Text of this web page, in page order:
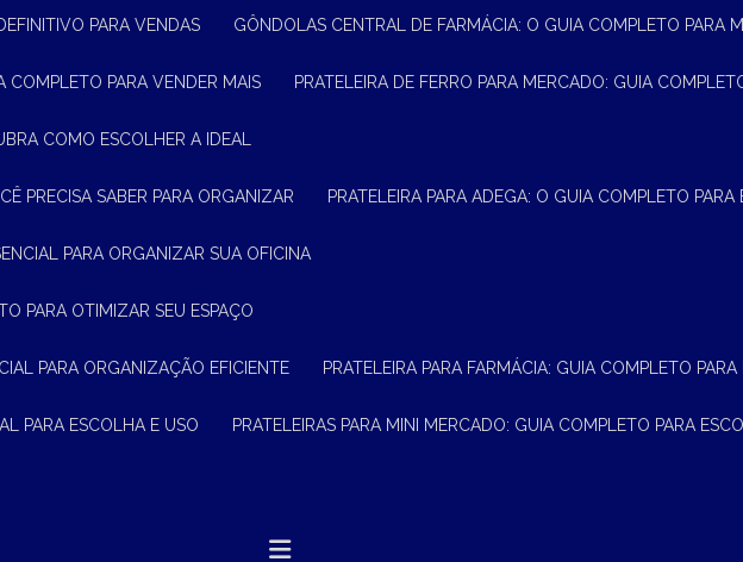
PARA VENDAS GÔNDOLAS CENTRAL DE FARMÁCIA: O GUIA COMPLETO PARA
COMPLETO PARA VENDER MAIS PRATELEIRA DE FERRO PARA MERCADO: GUIA
COMO ESCOLHER A IDEAL
PRECISA SABER PARA ORGANIZAR PRATELEIRA PARA ADEGA: O GUIA COMPLETO PARA
PARA ORGANIZAR SUA OFICINA
PARA OTIMIZAR SEU ESPAÇO
PARA ORGANIZAÇÃO EFICIENTE PRATELEIRA PARA FARMÁCIA: GUIA COMPLETO PARA
PARA ESCOLHA E USO PRATELEIRAS PARA MINI MERCADO: GUIA COMPLETO PARA